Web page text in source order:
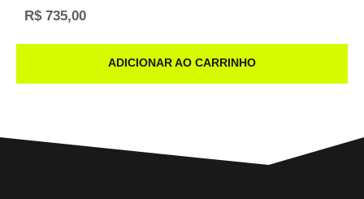
R$735,00
ADICIONAR AO CARRINHO